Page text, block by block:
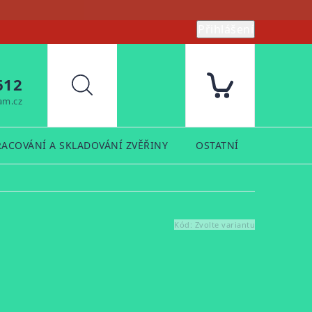
Hledat
A SKLADOVÁNÍ ZVĚŘINY OSTATNÍ
Kód: Zvolte variantu